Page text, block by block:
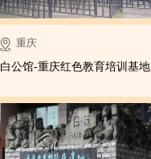
重庆
白公馆-重庆红色教育培训基地